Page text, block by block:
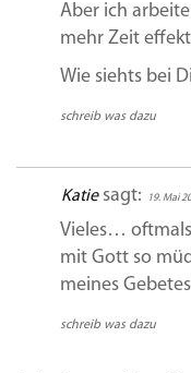
Aber ich
mehr Zeit
Wie siehts bei
schreib was dazu
Katie sagt: 19. Mai
Vieles…
mit Gott so
meines
schreib was dazu